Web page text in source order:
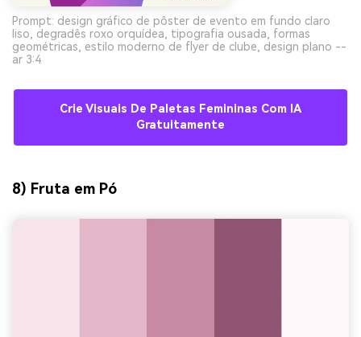
Prompt: design gráfico de pôster de evento em fundo claro
liso, degradês roxo orquídea, tipografia ousada, formas
geométricas, estilo moderno de flyer de clube, design plano --
ar 3:4
Crie Visuais De Paletas Femininas Com IA
Gratuitamente
8) Fruta em Pó